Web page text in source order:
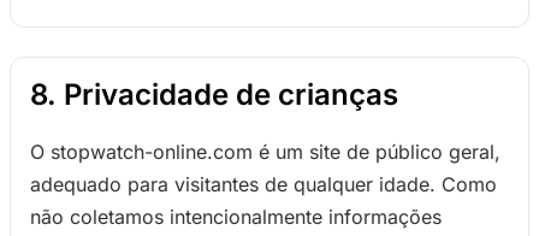
8. Privacidade de crianças
O stopwatch-online.com é um site de público geral,
adequado para visitantes de qualquer idade. Como
não coletamos intencionalmente informações